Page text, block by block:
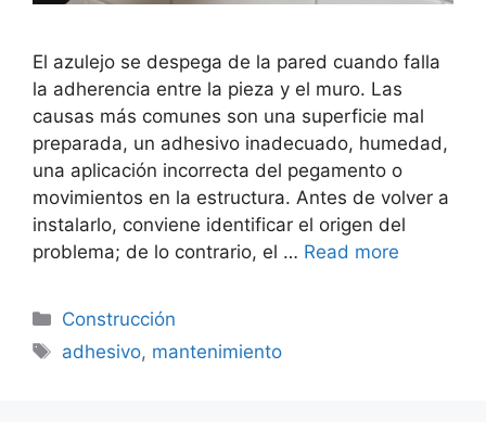
El azulejo se despega de la pared cuando falla
la adherencia entre la pieza y el muro. Las
causas más comunes son una superficie mal
preparada, un adhesivo inadecuado, humedad,
una aplicación incorrecta del pegamento o
movimientos en la estructura. Antes de volver a
instalarlo, conviene identificar el origen del
problema; de lo contrario, el … Read more
Categorías
Construcción
Etiquetas
adhesivo, mantenimiento